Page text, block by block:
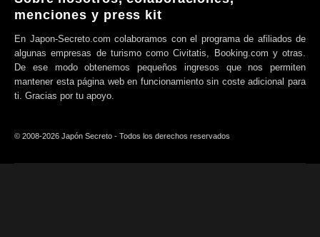
menciones y press kit
En Japon-Secreto.com colaboramos con el programa de afiliados de
algunas empresas de turismo como Civitatis, Booking.com y otras.
De ese modo obtenemos pequeños ingresos que nos permiten
mantener esta página web en funcionamiento sin coste adicional para
ti. Gracias por tu apoyo.
© 2008-2026 Japón Secreto - Todos los derechos reservados